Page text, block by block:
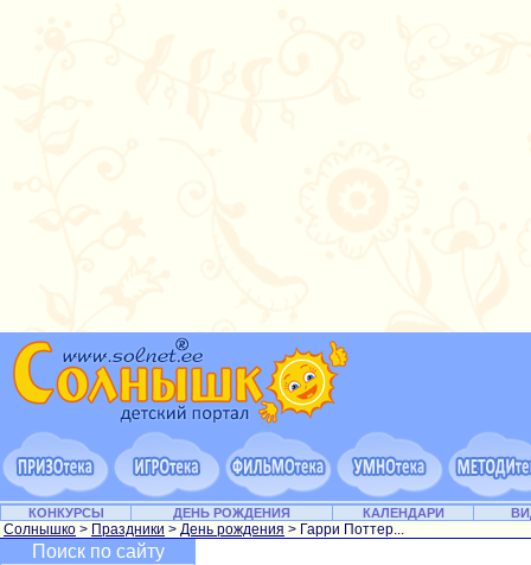
КОНКУРСЫ ДЕНЬ РОЖДЕНИЯ КАЛЕНДАРИ
Солнышко > Праздники > День рождения > Гарри Поттер...
Поиск по сайту